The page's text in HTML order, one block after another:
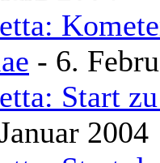
- 6.
Start
2004